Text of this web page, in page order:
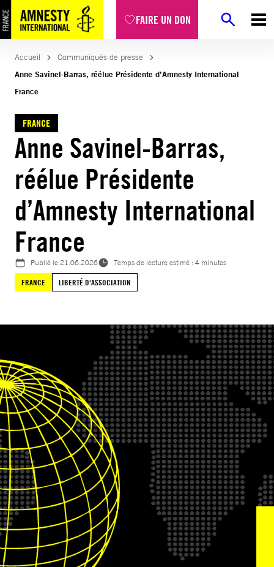
FAIRE UN DON
Aller
au
contenu
Accueil
Communiqués de presse
Anne Savinel-Barras, réélue Présidente d’Amnesty International
France
FRANCE
Anne Savinel-Barras,
réélue Présidente
d’Amnesty International
France
Publié le21.06.2026
Temps de lecture estimé : 4 minutes
FRANCE
LIBERTÉ D'ASSOCIATION